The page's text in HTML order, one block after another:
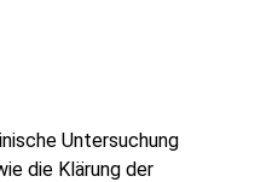
Untersuchung
die Klärung der